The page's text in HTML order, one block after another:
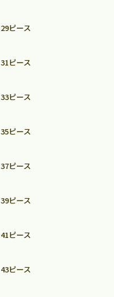
29ピース
31ピース
33ピース
35ピース
37ピース
39ピース
41ピース
43ピース